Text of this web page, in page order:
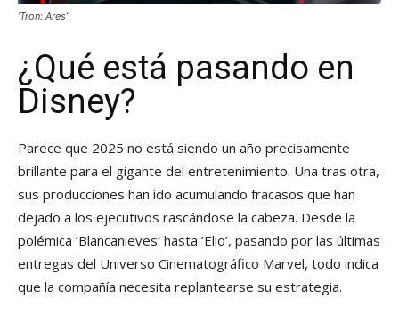
‘Tron: Ares’
¿Qué está pasando en
Disney?
Parece que 2025 no está siendo un año precisamente
brillante para el gigante del entretenimiento. Una tras otra,
sus producciones han ido acumulando fracasos que han
dejado a los ejecutivos rascándose la cabeza. Desde la
polémica ‘Blancanieves’ hasta ‘Elio’, pasando por las últimas
entregas del Universo Cinematográfico Marvel, todo indica
que la compañía necesita replantearse su estrategia.